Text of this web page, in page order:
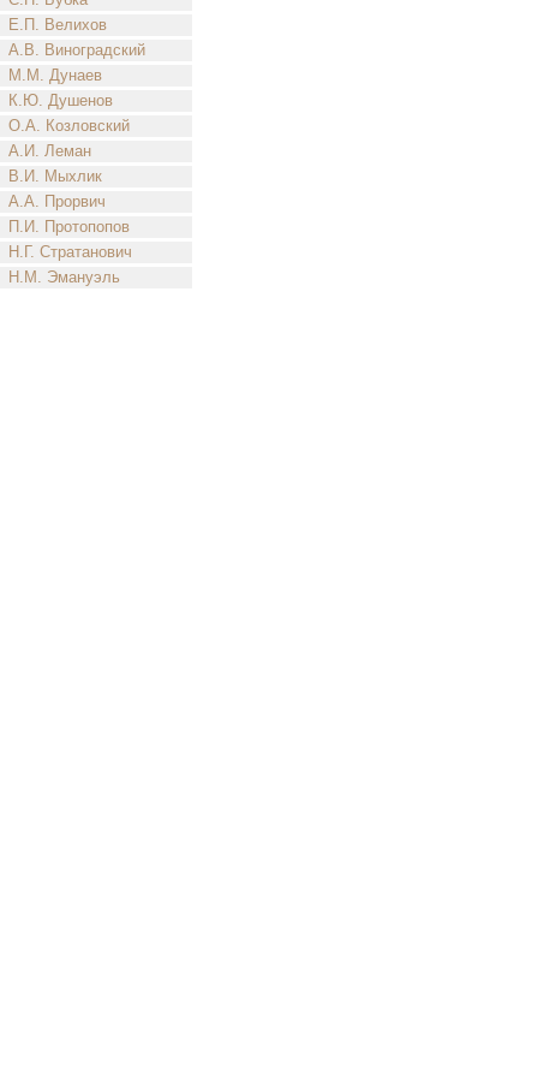
Е.П. Велихов
А.В. Виноградский
М.М. Дунаев
К.Ю. Душенов
О.А. Козловский
А.И. Леман
В.И. Мыхлик
А.А. Прорвич
П.И. Протопопов
Н.Г. Стратанович
Н.М. Эмануэль